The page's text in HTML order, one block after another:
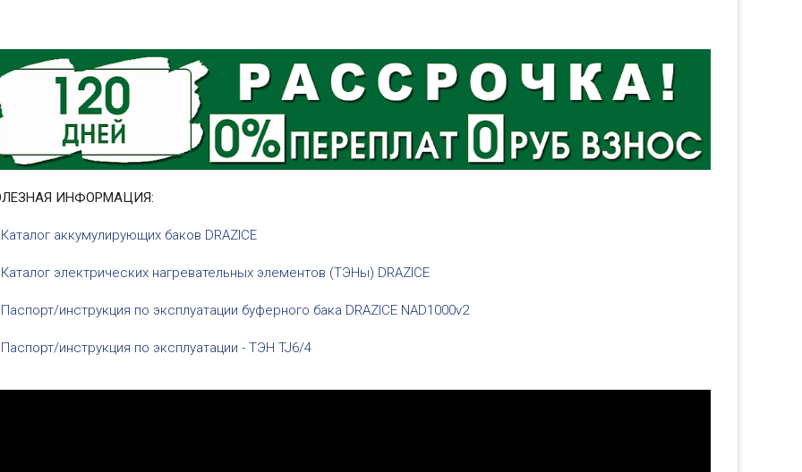
ИНФОРМАЦИЯ:
Каталог аккумулирующих баков DRAZICE
Каталог электрических нагревательных элементов (ТЭНы) DRAZICE
Паспорт/инструкция по эксплуатации буферного бака DRAZICE NAD1000v2
Паспорт/инструкция по эксплуатации - ТЭН TJ6/4